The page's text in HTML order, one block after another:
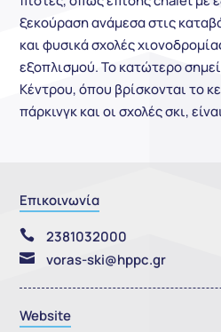
ξεκούραση ανάμεσα στις
και φυσικά σχολές
εξοπλισμού. Το κατώτερο
Κέντρου, όπου βρίσκονται το
πάρκινγκ και οι σχολές σκι,
Επικοινωνία
 2381032000
 voras-ski@hppc.gr
Website